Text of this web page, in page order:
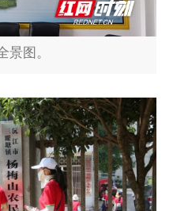
景图。